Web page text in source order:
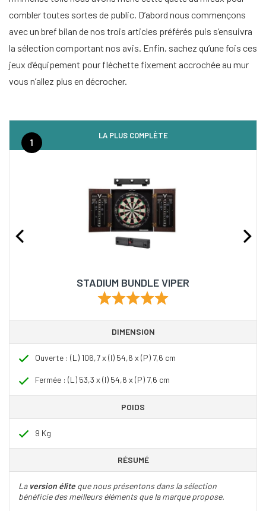
combler toutes sortes de public. D’abord nous commençons
avec un bref bilan de nos trois articles préférés puis s’ensuivra
la sélection comportant nos avis. Enfin, sachez qu’une fois ces
jeux d’équipement pour fléchette fixement accrochée au mur
vous n’allez plus en décrocher.
LA PLUS COMPLÈTE
1
STADIUM BUNDLE VIPER
DIMENSION
Ouverte : (L) 106,7 x (l) 54,6 x (P) 7,6 cm
Fermée : (L) 53,3 x (l) 54,6 x (P) 7,6 cm
POIDS
9 Kg
RÉSUMÉ
La version élite que nous présentons dans la sélection
bénéficie des meilleurs éléments que la marque propose.